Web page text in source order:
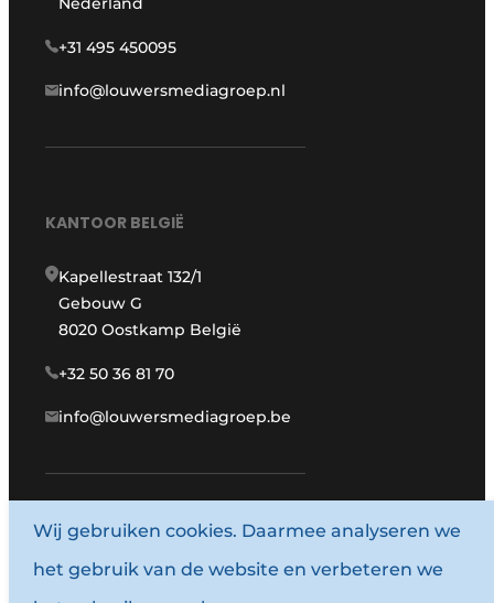
+31 495 450095
info@louwersmediagroep.nl
KANTOOR BELGIË
Kapellestraat 132/1
Gebouw G
8020 Oostkamp België
+32 50 36 81 70
info@louwersmediagroep.be
www.louwersmediagroep.com
© 1987 - 2026 Louwersmediagroep.
Wij gebruiken cookies. Daarmee analyseren we
het gebruik van de website en verbeteren we